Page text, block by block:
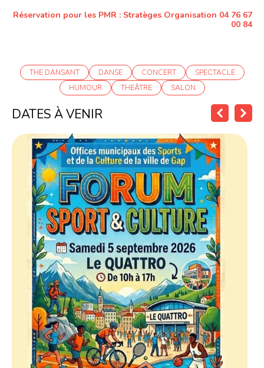
Réservation pour les PMR : Stratèges Organisation 04 76 67
00 84
THE DANSANT DANSE CONCERT
SPECTACLE
HUMOUR
THEÂTRE SALON
DATES À VENIR